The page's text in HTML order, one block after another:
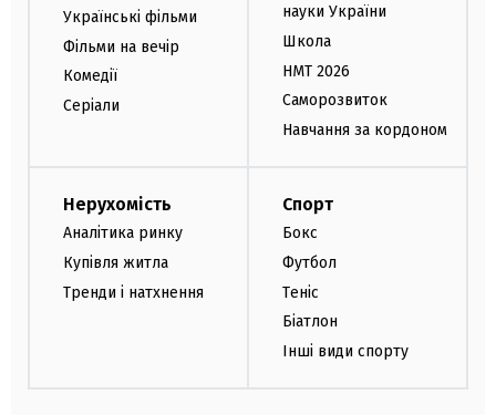
Українські фільми
Фільми на вечір
Комедії
Серіали
науки України
Школа
НМТ 2026
Саморозвиток
Навчання за кордоном
Нерухомість
Аналітика ринку
Купівля житла
Тренди і натхнення
Спорт
Бокс
Футбол
Теніс
Біатлон
Інші види спорту